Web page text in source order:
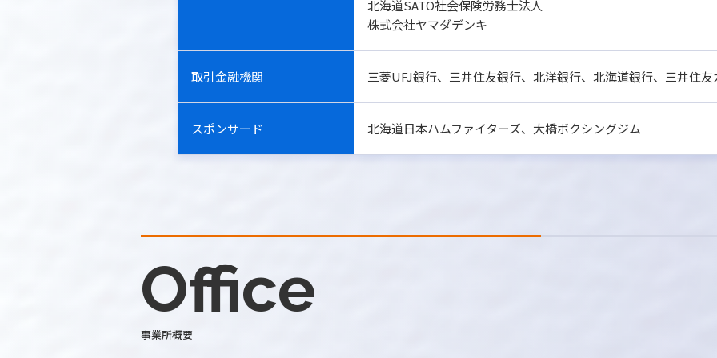
北海道SATO社会保険労務士法人
株式会社ヤマダデンキ
取引金融機関 三菱UFJ銀行、三井住友銀行、北洋銀行、北海道銀行、三井住友
スポンサード 北海道日本ハムファイターズ、 大橋ボクシングジム
Office
事業所概要